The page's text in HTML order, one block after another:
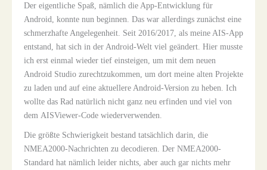
Der eigentliche Spaß, nämlich die App-Entwicklung für
Android, konnte nun beginnen. Das war allerdings zunächst eine
schmerzhafte Angelegenheit. Seit 2016/2017, als meine AIS-App
entstand, hat sich in der Android-Welt viel geändert. Hier musste
ich erst einmal wieder tief einsteigen, um mit dem neuen
Android Studio zurechtzukommen, um dort meine alten Projekte
zu laden und auf eine aktuellere Android-Version zu heben. Ich
wollte das Rad natürlich nicht ganz neu erfinden und viel von
dem AISViewer-Code wiederverwenden.
Die größte Schwierigkeit bestand tatsächlich darin, die
NMEA2000-Nachrichten zu decodieren. Der NMEA2000-
Standard hat nämlich leider nichts, aber auch gar nichts mehr